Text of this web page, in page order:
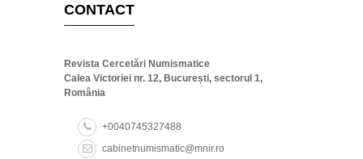
CONTACT
Revista Cercetări Numismatice
Calea Victoriei nr. 12, București, sectorul 1,
România
+0040745327488
cabinetnumismatic@mnir.ro